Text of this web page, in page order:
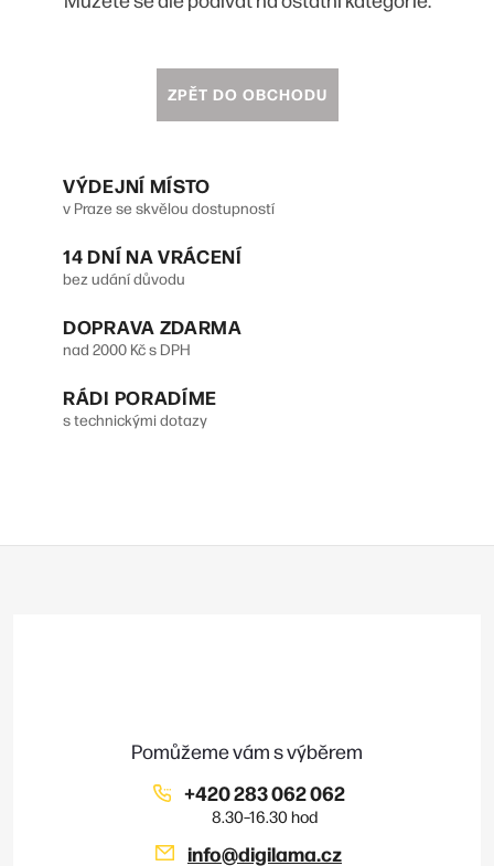
ZPĚT DO OBCHODU
VÝDEJNÍ MÍSTO
v Praze se skvělou dostupností
14 DNÍ NA VRÁCENÍ
bez udání důvodu
DOPRAVA ZDARMA
nad 2000 Kč s DPH
RÁDI PORADÍME
s technickými dotazy
info@digilama.cz
+420 283 062 062